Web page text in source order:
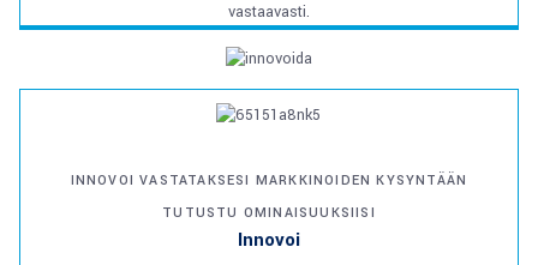
vastaavasti.
INNOVOI VASTATAKSESI MARKKINOIDEN KYSYNTÄÄN
TUTUSTU OMINAISUUKSIISI
Innovoi